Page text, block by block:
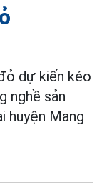
dự kiến kéo
nghề sản
huyện Mang